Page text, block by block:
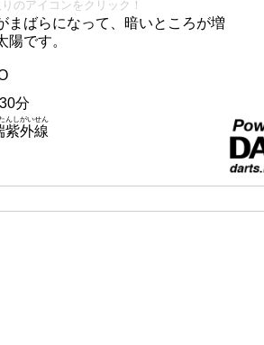
のアイコンをクリック！
まばらになって、暗いところが増
陽です。
分
紫外線
んしがいせん